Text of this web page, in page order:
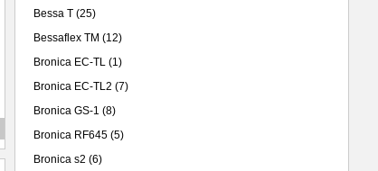
Bessa T (25)
Bessaflex TM (12)
Bronica EC-TL (1)
Bronica EC-TL2 (7)
Bronica GS-1 (8)
Bronica RF645 (5)
Bronica s2 (6)